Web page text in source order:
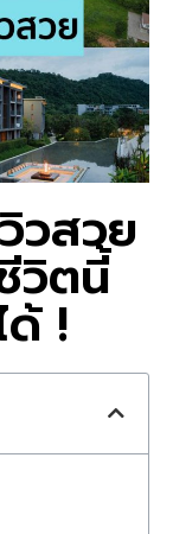
วสวย
วิตนี้
ด้ !